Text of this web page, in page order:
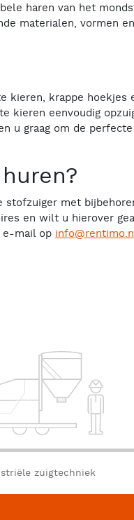
haren van het
materialen, vormen
krappe hoekjes
kieren eenvoudig
u graag om de
met
en wilt u hierover
e-mail op
zuigtechniek